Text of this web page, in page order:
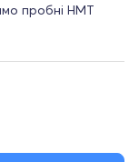
пробні НМТ